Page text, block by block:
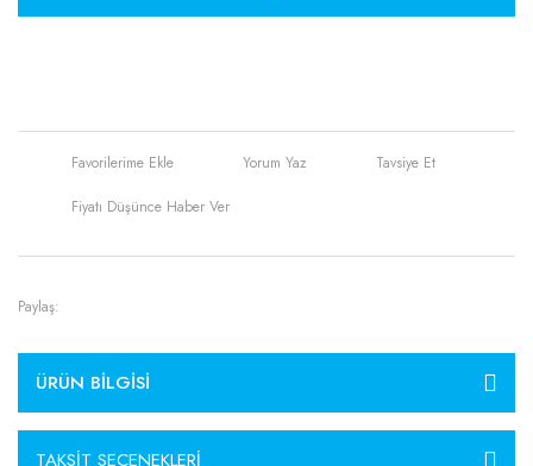
Yorum Yaz Tavsiye Et
Fiyatı Düşünce Haber Ver
Paylaş:
ÜRÜN BILGISI
TAKSIT SEÇENEKLERI